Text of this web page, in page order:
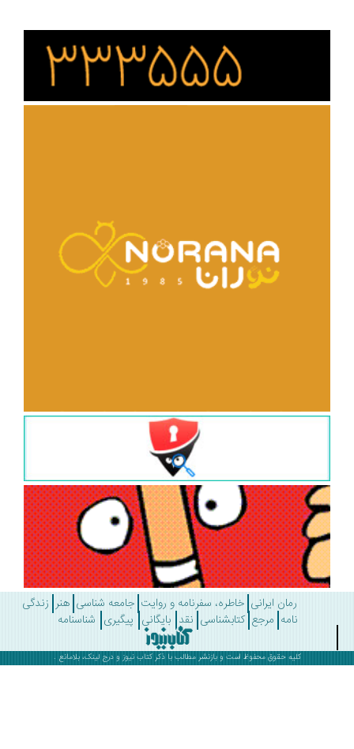
رمان ایرانی خاطره، سفرنامه و روایت جامعه شناسی هنر زندگی
مرجع کتابشناسی نقد بایگانی پیگیری شناسنامه
کلیه حقوق محفوظ است و بازنشر مطالب با ذکرکتاب نیوز و درج لینک، بلامانع .